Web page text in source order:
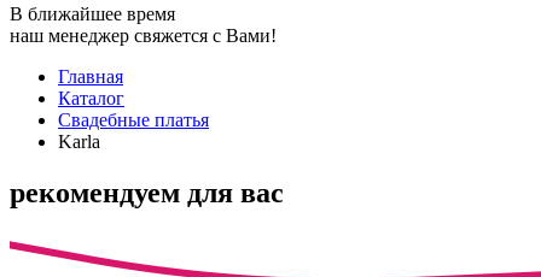
В ближайшее время
наш менеджер свяжется с Вами!
Главная
Каталог
Свадебные платья
Karla
рекомендуем для вас